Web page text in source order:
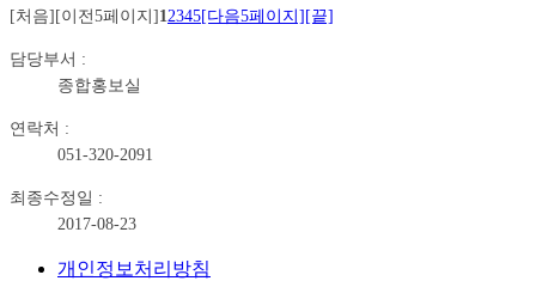
[처음][이전5페이지]1 2345[다음5페이지][끝]
담당부서 :
종합홍보실
연락처 :
051-320-2091
최종수정일 :
2017-08-23
개인정보처리방침